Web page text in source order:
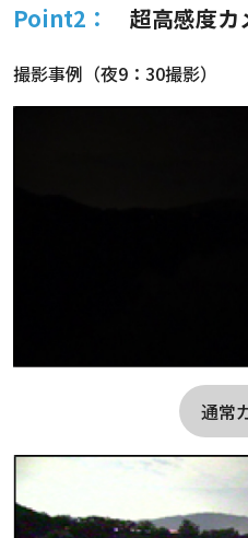
Point2： 超高感度カ
撮影事例（夜9：30撮影）
通常